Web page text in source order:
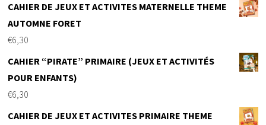
CAHIER DE JEUX ET ACTIVITES MATERNELLE THEME
AUTOMNE FORET
€6,30
CAHIER “PIRATE” PRIMAIRE (JEUX ET ACTIVITÉS
POUR ENFANTS)
€6,30
CAHIER DE JEUX ET ACTIVITES PRIMAIRE THEME